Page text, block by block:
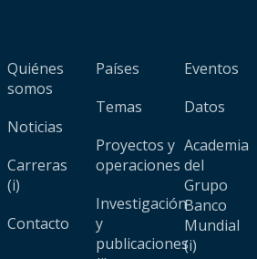
Quiénes
somos
Noticias
Carreras
(i)
Contacto
Países
Temas
Proyectos y
operaciones
Investigación
y
publicaciones
Eventos
Datos
Academia
del
Grupo
Banco
Mundial
(i)